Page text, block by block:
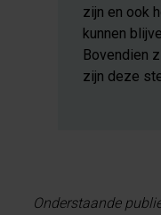
zijn en ook
kunnen
Bovendien
zijn deze
Onderstaande